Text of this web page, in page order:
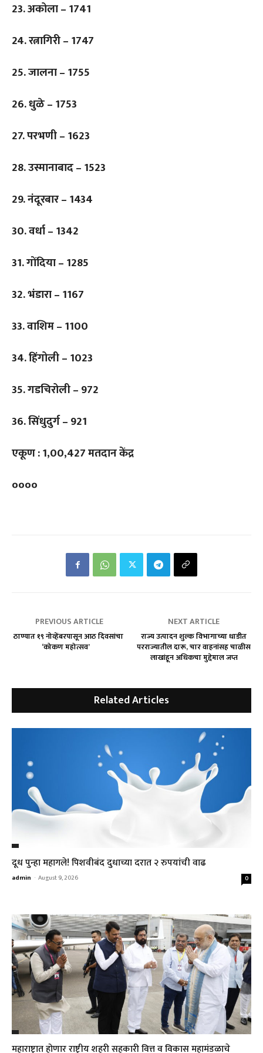
23. अकोला – 1741
24. रत्नागिरी – 1747
25. जालना – 1755
26. धुळे – 1753
27. परभणी – 1623
28. उस्मानाबाद – 1523
29. नंदूरबार – 1434
30. वर्धा – 1342
31. गोंदिया – 1285
32. भंडारा – 1167
33. वाशिम – 1100
34. हिंगोली – 1023
35. गडचिरोली – 972
36. सिंधुदुर्ग – 921
एकूण : 1,00,427 मतदान केंद्र
००००
PREVIOUS ARTICLE
ठाण्यात १९ नोव्हेंबरपासून आठ दिवसांचा
‘कोकण महोत्सव’
NEXT ARTICLE
राज्य उत्पादन शुल्क विभागाच्या धाडीत
परराज्यातील दारू, चार वाहनांसह चाळीस
लाखांहून अधिकचा मुद्देमाल जप्त
Related Articles
दूध पुन्हा महागले! पिशवीबंद दुधाच्या दरात २ रुपयांची वाढ
admin - August 9, 2026 0
महाराष्ट्रात होणार राष्ट्रीय शहरी सहकारी वित्त व विकास महामंडळाचे